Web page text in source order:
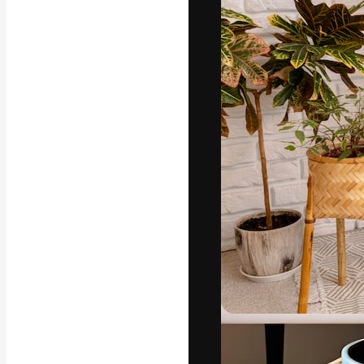
La plataforma
trabajo. Más
entre
estudios.
Español
Copyright ©